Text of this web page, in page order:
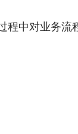
中对业务流